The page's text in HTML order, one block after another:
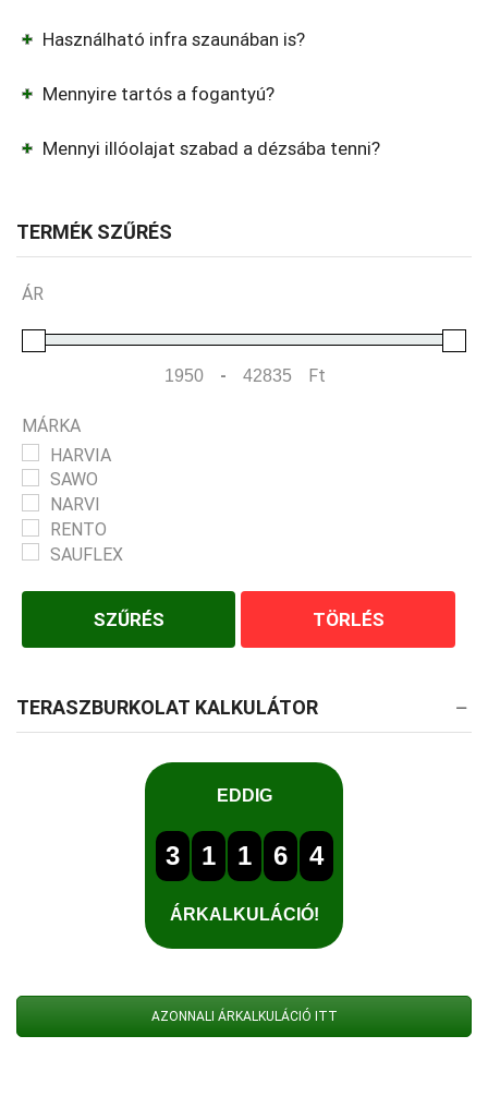
Használható infra szaunában is?
Mennyire tartós a fogantyú?
Mennyi illóolajat szabad a dézsába tenni?
TERMÉK SZŰRÉS
ÁR
Minimum Price
-
Maximum Price
Ft
MÁRKA
HARVIA
SAWO
NARVI
RENTO
SAUFLEX
SZŰRÉS TÖRLÉS
TERASZBURKOLAT KALKULÁTOR
AZONNALI ÁRKALKULÁCIÓ ITT